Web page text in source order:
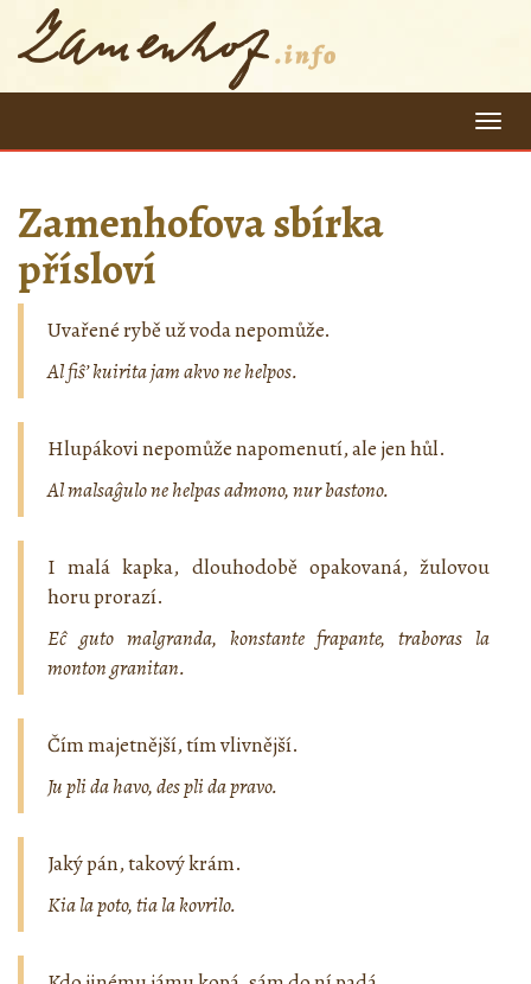
=
Zamenhofova sbírka
přísloví
Uvařené rybě už voda nepomůže.
Al fiŝ’ kuirita jam akvo ne helpos.
Hlupákovi nepomůže napomenutí, ale jen hůl.
Al malsaĝulo ne helpas admono, nur bastono.
I malá kapka, dlouhodobě opakovaná, žulovou
horu prorazí.
Eĉ guto malgranda, konstante frapante, traboras la
monton granitan.
Čím majetnější, tím vlivnější.
Ju pli da havo, des pli da pravo.
Jaký pán, takový krám.
Kia la poto, tia la kovrilo.